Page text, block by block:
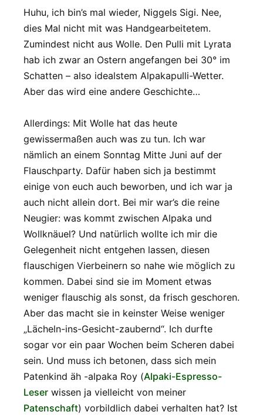
Huhu, ich bin’s mal wieder, Niggels Sigi. Nee,
dies Mal nicht mit was Handgearbeitetem.
Zumindest nicht aus Wolle. Den Pulli mit Lyrata
hab ich zwar an Ostern angefangen bei 30° im
Schatten – also idealstem Alpakapulli-Wetter.
Aber das wird eine andere Geschichte…
Allerdings: Mit Wolle hat das heute
gewissermaßen auch was zu tun. Ich war
nämlich an einem Sonntag Mitte Juni auf der
Flauschparty. Dafür haben sich ja bestimmt
einige von euch auch beworben, und ich war ja
auch nicht allein dort. Bei mir war’s die reine
Neugier: was kommt zwischen Alpaka und
Wollknäuel? Und natürlich wollte ich mir die
Gelegenheit nicht entgehen lassen, diesen
flauschigen Vierbeinern so nahe wie möglich zu
kommen. Dabei sind sie im Moment etwas
weniger flauschig als sonst, da frisch geschoren.
Aber das macht sie in keinster Weise weniger
„Lächeln-ins-Gesicht-zaubernd“. Ich durfte
sogar vor ein paar Wochen beim Scheren dabei
sein. Und muss ich betonen, dass sich mein
Patenkind äh -alpaka Roy (Alpaki-Espresso-
Leser wissen ja vielleicht von meiner
Patenschaft) vorbildlich dabei verhalten hat? Ist